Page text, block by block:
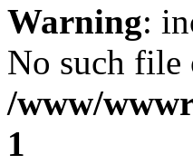
Warning:
No such
/www/
1